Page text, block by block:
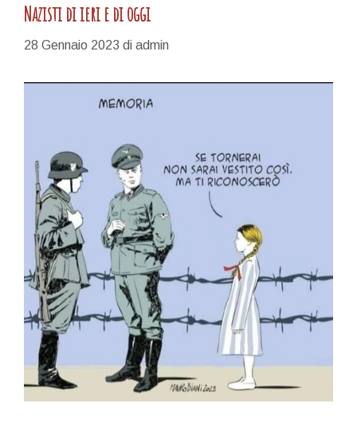
Nazisti di ieri e di oggi
28 Gennaio 2023 di admin